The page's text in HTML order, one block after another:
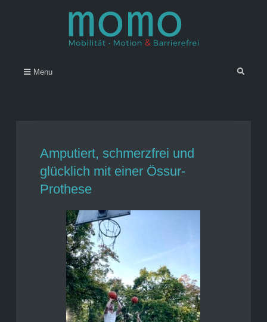
Menu Search
Amputiert, schmerzfrei und
glücklich mit einer Össur-
Prothese